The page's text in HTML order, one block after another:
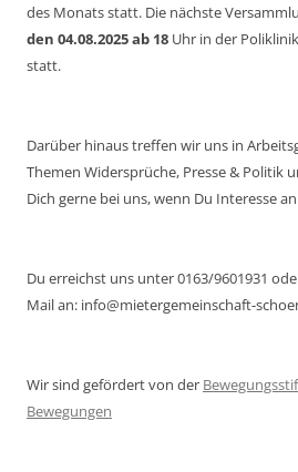
des Monats statt. Die nächste
den 04.08.2025 ab 18 Uhr in der
statt.
Darüber hinaus treffen wir uns in
Themen Widersprüche, Presse & Politik
Dich gerne bei uns, wenn Du Interesse
Du erreichst uns unter 0163/9601931
Mail an: info@mietergemeinschaft-
Wir sind gefördert von der
Bewegungen